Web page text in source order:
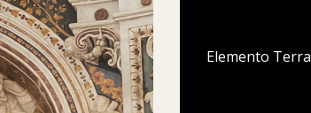
Elemento Terra